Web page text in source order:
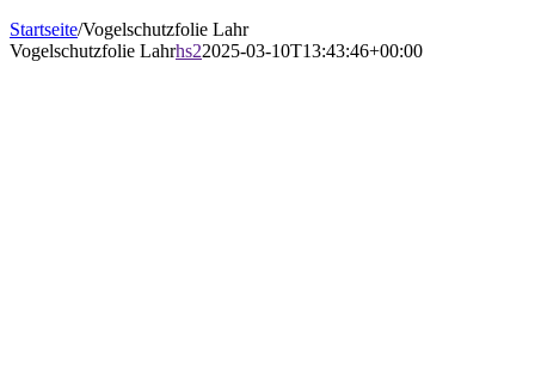
Startseite/Vogelschutzfolie Lahr
Vogelschutzfolie Lahrhs22025-03-10T13:43:46+00:00